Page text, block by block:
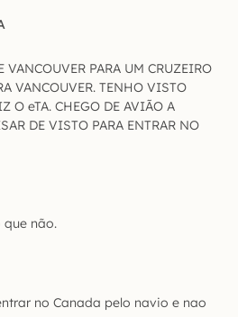
VANCOUVER PARA UM CRUZEIRO
VANCOUVER. TENHO VISTO
O eTA. CHEGO DE AVIÃO A
DE VISTO PARA ENTRAR NO
que não.
no Canada pelo navio e nao